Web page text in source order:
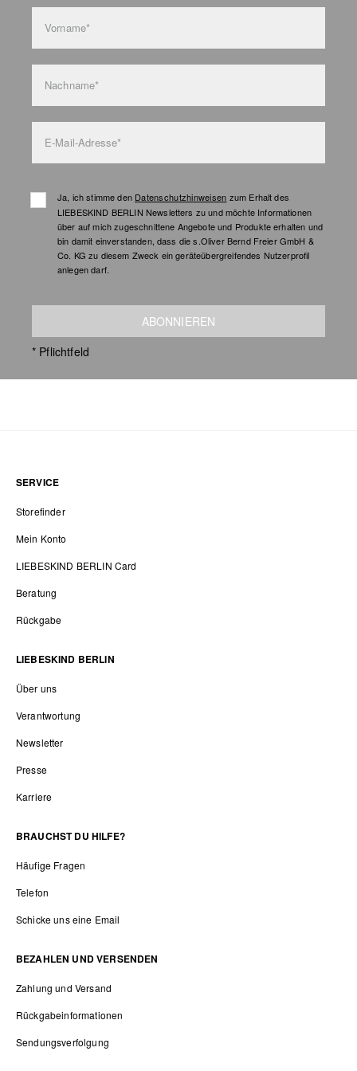
Vorname*
Nachname*
E-Mail-Adresse*
Ja, ich stimme den Datenschutzhinweisen zum Erhalt des
LIEBESKIND BERLIN Newsletters zu und möchte Informationen
über auf mich zugeschnittene Angebote und Produkte erhalten und
bin damit einverstanden, dass die s.Oliver Bernd Freier GmbH &
Co. KG zu diesem Zweck ein geräteübergreifendes Nutzerprofil
anlegen darf.
ABONNIEREN
* Pflichtfeld
SERVICE
Storefinder
Mein Konto
LIEBESKIND BERLIN Card
Beratung
Rückgabe
LIEBESKIND BERLIN
Über uns
Verantwortung
Newsletter
Presse
Karriere
BRAUCHST DU HILFE?
Häufige Fragen
Telefon
Schicke uns eine Email
BEZAHLEN UND VERSENDEN
Zahlung und Versand
Rückgabeinformationen
Sendungsverfolgung